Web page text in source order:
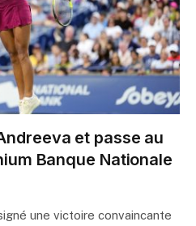
et passe au
Banque Nationale
une victoire convaincante